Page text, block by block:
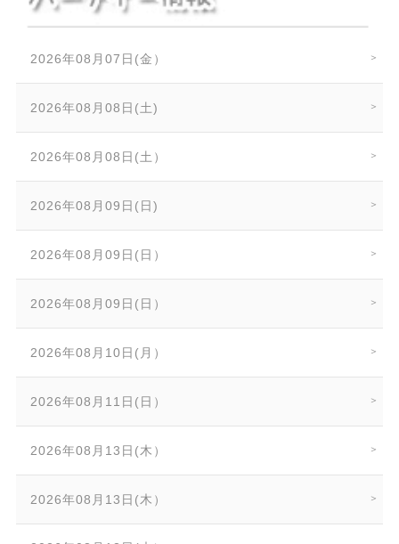
2026年08月07日(金）
2026年08月08日(土)
2026年08月08日(土）
2026年08月09日(日)
2026年08月09日(日）
2026年08月09日(日）
2026年08月10日(月）
2026年08月11日(日）
2026年08月13日(木）
2026年08月13日(木）